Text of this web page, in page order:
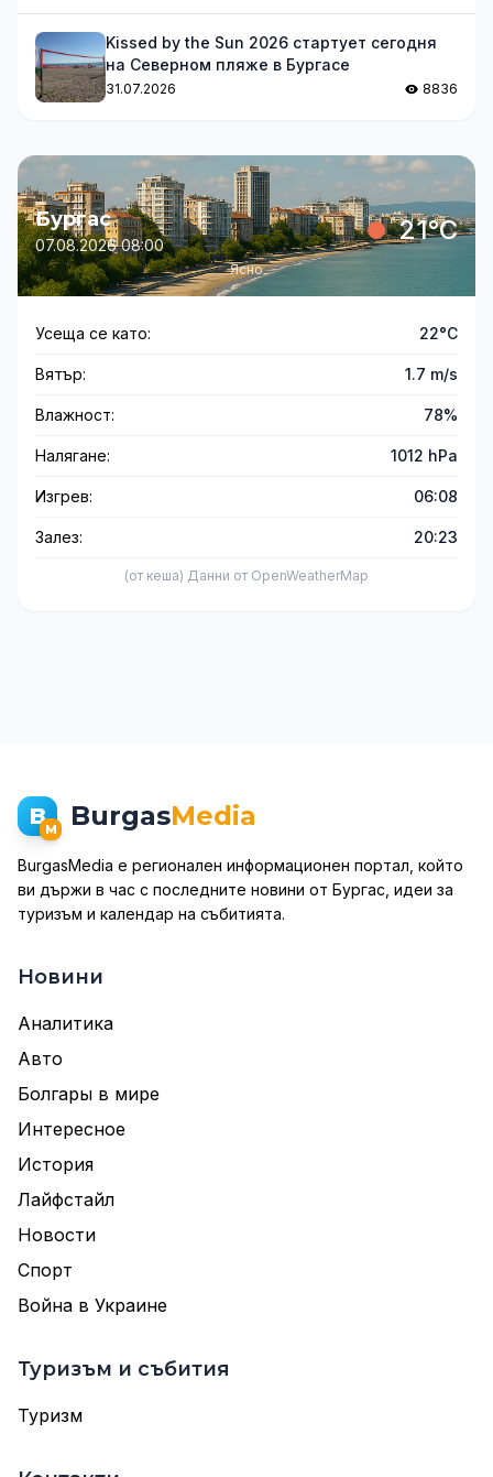
Kissed by the Sun 2026 стартует сегодня
на Северном пляже в Бургасе
31.07.2026 8836
Бургас
07.08.2026 08:00 21°C
Ясно
Усеща се като: 22°C
Вятър: 1.7 m/s
Влажност: 78%
Налягане: 1012 hPa
Изгрев: 06:08
Залез: 20:23
(от кеша) Данни от OpenWeatherMap
BM BurgasMedia
BurgasMedia е регионален информационен портал, който
ви държи в час с последните новини от Бургас, идеи за
туризъм и календар на събитията.
Новини
Аналитика
Авто
Болгары в мире
Интересное
История
Лайфстайл
Новости
Спорт
Война в Украине
Туризъм и събития
Туризм